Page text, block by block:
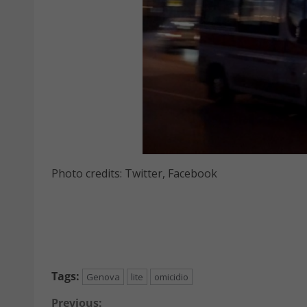
Photo credits: Twitter, Facebook
Tags: Genova lite omicidio
Previous: